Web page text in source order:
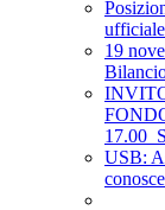
19
USB: